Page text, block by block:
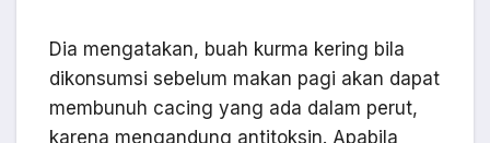
Dia mengatakan, buah kurma kering bila
dikonsumsi sebelum makan pagi akan dapat
membunuh cacing yang ada dalam perut,
karena mengandung antitoksin. Apabila